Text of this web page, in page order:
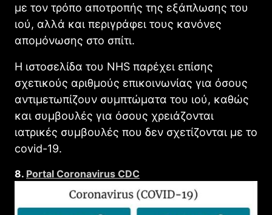
με τον τρόπο αποτροπής της εξάπλωσης του
ιού, αλλά και περιγράφει τους κανόνες
απομόνωσης στο σπίτι.
Η ιστοσελίδα του NHS παρέχει επίσης
σχετικούς αριθμούς επικοινωνίας για όσους
αντιμετωπίζουν συμπτώματα του ιού, καθώς
και συμβουλές για όσους χρειάζονται
ιατρικές συμβουλές που δεν σχετίζονται με το
covid-19.
8. Portal Coronavirus CDC